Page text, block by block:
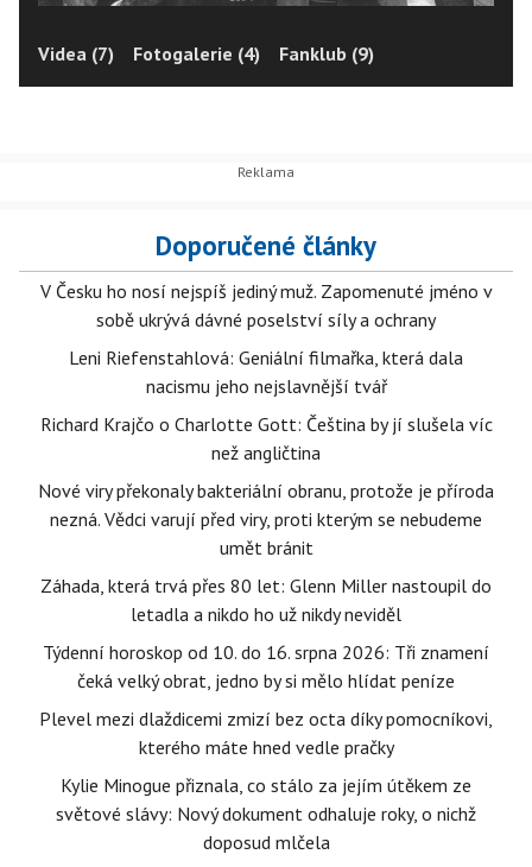
Videa (7) Fotogalerie (4) Fanklub (9)
Doporučené články
V Česku ho nosí nejspíš jediný muž. Zapomenuté jméno v
sobě ukrývá dávné poselství síly a ochrany
Leni Riefenstahlová: Geniální filmařka, která dala
nacismu jeho nejslavnější tvář
Richard Krajčo o Charlotte Gott: Čeština by jí slušela víc
než angličtina
Nové viry překonaly bakteriální obranu, protože je příroda
nezná. Vědci varují před viry, proti kterým se nebudeme
umět bránit
Záhada, která trvá přes 80 let: Glenn Miller nastoupil do
letadla a nikdo ho už nikdy neviděl
Týdenní horoskop od 10. do 16. srpna 2026: Tři znamení
čeká velký obrat, jedno by si mělo hlídat peníze
Plevel mezi dlaždicemi zmizí bez octa díky pomocníkovi,
kterého máte hned vedle pračky
Kylie Minogue přiznala, co stálo za jejím útěkem ze
světové slávy: Nový dokument odhaluje roky, o nichž
doposud mlčela